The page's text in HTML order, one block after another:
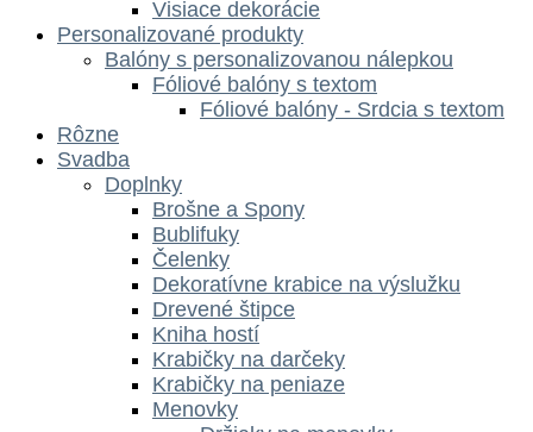
Visiace dekorácie
Personalizované produkty
Balóny s personalizovanou nálepkou
Fóliové balóny s textom
Fóliové balóny - Srdcia s textom
Rôzne
Svadba
Doplnky
Brošne a Spony
Bublifuky
Čelenky
Dekoratívne krabice na výslužku
Drevené štipce
Kniha hostí
Krabičky na darčeky
Krabičky na peniaze
Menovky